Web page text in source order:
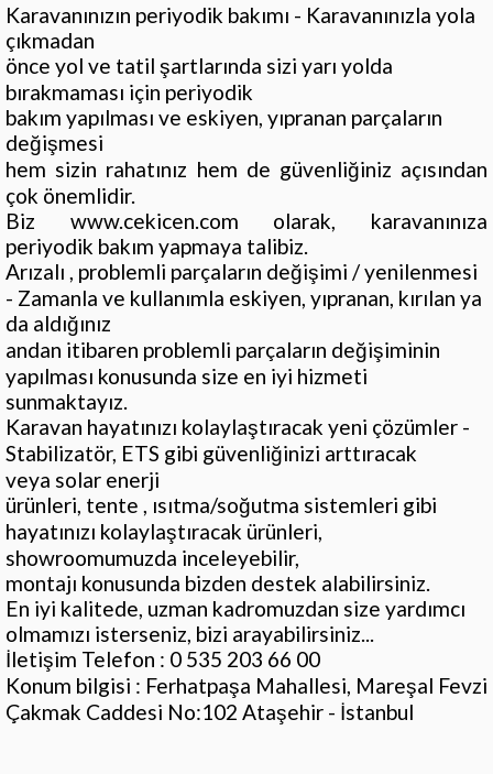
Karavanınızın periyodik bakımı - Karavanınızla yola
çıkmadan
önce yol ve tatil şartlarında sizi yarı yolda
bırakmaması için periyodik
bakım yapılması ve eskiyen, yıpranan parçaların
değişmesi
hem sizin rahatınız hem de güvenliğiniz açısından
çok önemlidir.
Biz www.cekicen.com olarak, karavanınıza
periyodik bakım yapmaya talibiz.
Arızalı , problemli parçaların değişimi / yenilenmesi
- Zamanla ve kullanımla eskiyen, yıpranan, kırılan ya
da aldığınız
andan itibaren problemli parçaların değişiminin
yapılması konusunda size en iyi hizmeti
sunmaktayız.
Karavan hayatınızı kolaylaştıracak yeni çözümler -
Stabilizatör, ETS gibi güvenliğinizi arttıracak
veya solar enerji
ürünleri, tente , ısıtma/soğutma sistemleri gibi
hayatınızı kolaylaştıracak ürünleri,
showroomumuzda inceleyebilir,
montajı konusunda bizden destek alabilirsiniz.
En iyi kalitede, uzman kadromuzdan size yardımcı
olmamızı isterseniz, bizi arayabilirsiniz...
İletişim Telefon : 0 535 203 66 00
Konum bilgisi : Ferhatpaşa Mahallesi, Mareşal Fevzi
Çakmak Caddesi No:102 Ataşehir - İstanbul